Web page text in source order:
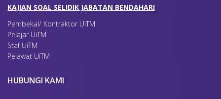
KAJIAN SOAL SELIDIK JABATAN BENDAHARI
Pembekal/ Kontraktor UiTM
Pelajar UiTM
Staf UiTM
Pelawat UiTM
HUBUNGI KAMI